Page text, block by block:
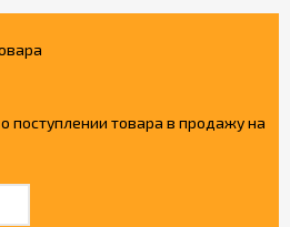
поступлении товара в продажу на